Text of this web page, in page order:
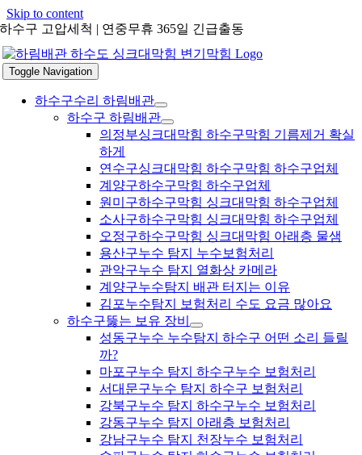
Skip to content
하수구 고압세척 | 연중무휴 365일 긴급출동
Toggle Navigation
하수구수리 하림배관
하수구 하림배관
의정부싱크대막힘 하수구막힘 기름제거 확실
하게
연수구싱크대막힘 하수구막힘 하수구업체
계양구하수구막힘 하수구업체
원미구하수구막힘 싱크대막힘 하수구업체
소사구하수구막힘 싱크대막힘 하수구업체
오정구하수구막힘 싱크대막힘 아래층 물샘
용산구누수 탐지 누수보험처리
관악구누수 탐지 열화상 카메라
계양구누수탐지 배관 터지는 이유
김포누수탐지 보험처리 수도 요금 많아요
하수구뚫는 보유 장비
성동구누수 누수탐지 하수구 어떤 소리 들릴
까?
마포구누수 탐지 하수구누수 보험처리
서대문구누수 탐지 하수구 보험처리
강북구누수 탐지 하수구누수 보험처리
강동구누수 탐지 아래층 보험처리
강남구누수 탐지 천장누수 보험처리